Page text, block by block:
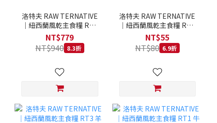
洛特夫 RAW TERNATIVE
｜紐西蘭風乾主食糧 RT3
羊肉 454g｜風乾主食糧 羊
肉 全齡犬 狗飼料
NT$779
NT$940 8.3折
洛特夫 RAW TERNATIVE
｜紐西蘭風乾主食糧 RT3
羊肉 25g｜風乾主食糧 羊
肉 全齡犬 狗飼料
NT$55
NT$80 6.9折